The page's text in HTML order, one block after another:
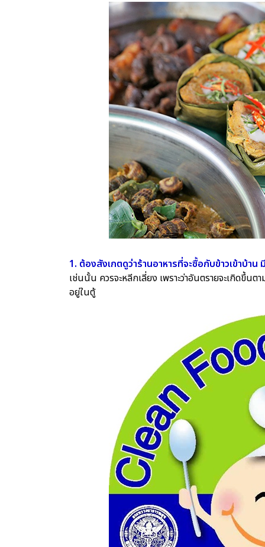
1. ต้องสังเกตดูว่าร้านอาหารที่จะซื้อกับข้าวเข้าบ้า
เช่นนั้น ควรจะหลีกเลี่ยง เพราะว่าอันตรายจะเกิดขึ้
อยู่ในตู้